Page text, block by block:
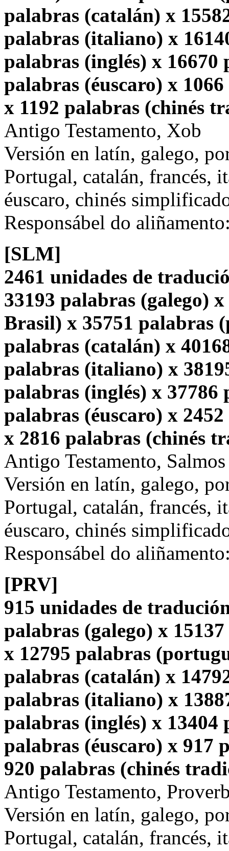
palabras (catalán) x
palabras (italiano) x
palabras (inglés) x 16670
palabras (éuscaro) x
x 1192 palabras (chinés
Antigo Testamento, Xob
Versión en latín, galego,
Portugal, catalán, francés,
éuscaro, chinés
Responsábel do
[SLM]
2461 unidades de
33193 palabras (galego)
Brasil) x 35751 palabras
palabras (catalán) x
palabras (italiano) x
palabras (inglés) x 37786
palabras (éuscaro) x
x 2816 palabras (chinés
Antigo Testamento, Salmos
Versión en latín, galego,
Portugal, catalán, francés,
éuscaro, chinés
Responsábel do
[PRV]
915 unidades de
palabras (galego) x
x 12795 palabras
palabras (catalán) x
palabras (italiano) x
palabras (inglés) x 13404
palabras (éuscaro) x 917
920 palabras (chinés
Antigo Testamento,
Versión en latín, galego,
Portugal, catalán, francés,